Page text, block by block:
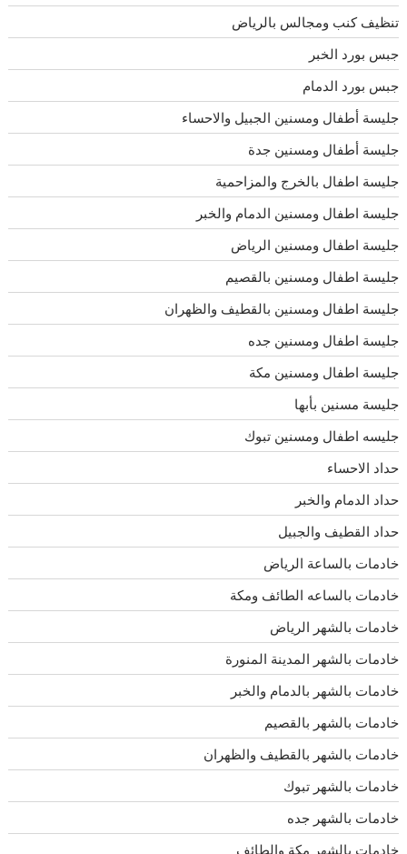
تنظيف كنب ومجالس بالرياض
جبس بورد الخبر
جبس بورد الدمام
جليسة أطفال ومسنين الجبيل والاحساء
جليسة أطفال ومسنين جدة
جليسة اطفال بالخرج والمزاحمية
جليسة اطفال ومسنين الدمام والخبر
جليسة اطفال ومسنين الرياض
جليسة اطفال ومسنين بالقصيم
جليسة اطفال ومسنين بالقطيف والظهران
جليسة اطفال ومسنين جده
جليسة اطفال ومسنين مكة
جليسة مسنين بأبها
جليسه اطفال ومسنين تبوك
حداد الاحساء
حداد الدمام والخبر
حداد القطيف والجبيل
خادمات بالساعة الرياض
خادمات بالساعه الطائف ومكة
خادمات بالشهر الرياض
خادمات بالشهر المدينة المنورة
خادمات بالشهر بالدمام والخبر
خادمات بالشهر بالقصيم
خادمات بالشهر بالقطيف والظهران
خادمات بالشهر تبوك
خادمات بالشهر جده
خادمات بالشهر مكة والطائف